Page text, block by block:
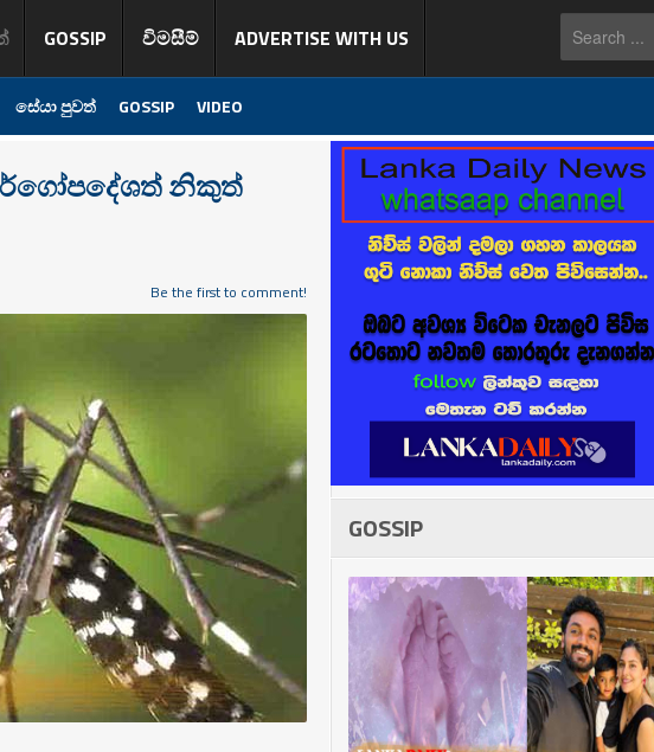
GOSSIP විමසීම් ADVERTISE WITH US
සේයා පුවත් GOSSIP VIDEO
නිකුත්
Be the first to comment!
GOSSIP